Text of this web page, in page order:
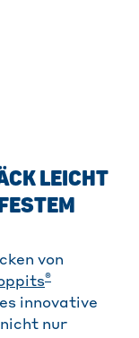
LEICHT
von
®
innovative
nur